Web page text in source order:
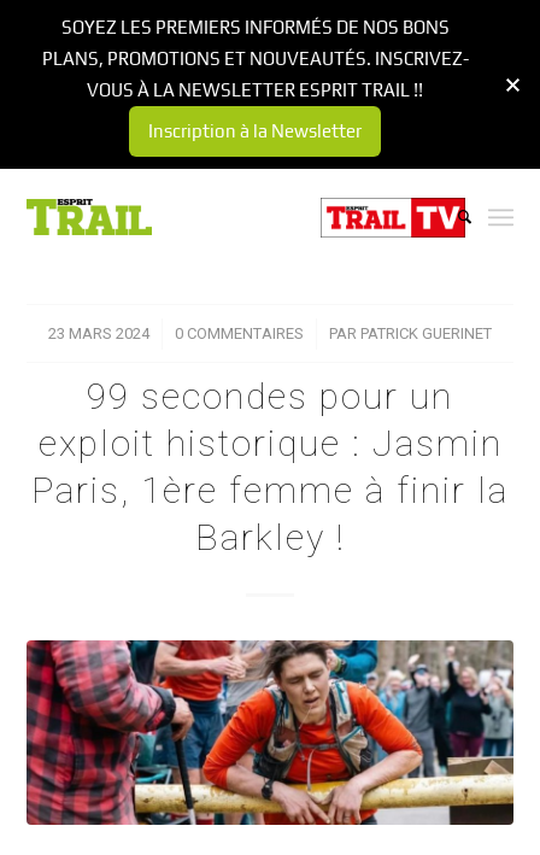
23 MARS 2024
/ 0 COMMENTAIRES
/ PAR PATRICK GUERINET
99 secondes pour un
exploit historique : Jasmin
Paris, 1ère femme à finir la
Barkley !
SOYEZ LES PREMIERS INFORMÉS DE NOS BONS
PLANS, PROMOTIONS ET NOUVEAUTÉS. INSCRIVEZ-
VOUS À LA NEWSLETTER ESPRIT TRAIL !!
Inscription à la Newsletter